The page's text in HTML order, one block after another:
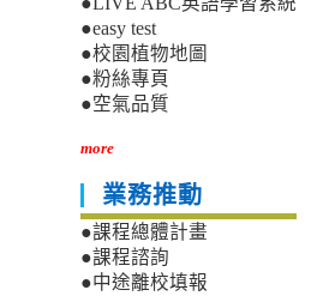
●easy test
●校園植物地圖
●粉絲專頁
●空氣品質
more
業務推動
●課程總體計畫
●課程諮詢
●中途離校填報